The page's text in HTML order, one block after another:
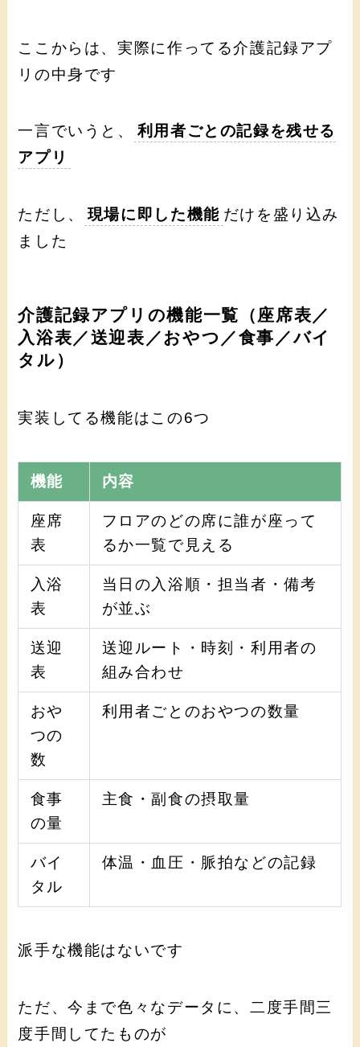
ここからは、実際に作ってる介護記録アプ
リの中身です
一言でいうと、
利用者ごとの記録を残せる
アプリ
ただし、 現場に即した機能 だけを盛り込み
ました
介護記録アプリの機能一覧（座席表／
入浴表／送迎表／おやつ／食事／バイ
タル）
実装してる機能はこの6つ
機能 内容
座席
表
フロアのどの席に誰が座って
るか一覧で見える
入浴
表
当日の入浴順・担当者・備考
が並ぶ
送迎
表
送迎ルート・時刻・利用者の
組み合わせ
おや
つの
数
利用者ごとのおやつの数量
食事
の量
主食・副食の摂取量
バイ
タル
体温・血圧・脈拍などの記録
派手な機能はないです
ただ、今まで色々なデータに、二度手間三
度手間してたものが